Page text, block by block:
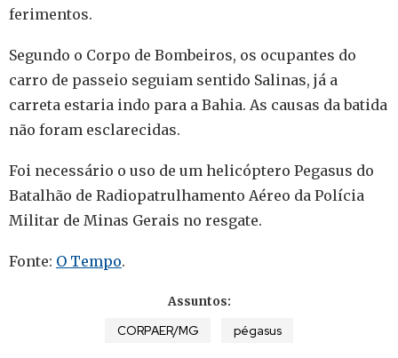
ferimentos.
Segundo o Corpo de Bombeiros, os ocupantes do
carro de passeio seguiam sentido Salinas, já a
carreta estaria indo para a Bahia. As causas da batida
não foram esclarecidas.
Foi necessário o uso de um helicóptero Pegasus do
Batalhão de Radiopatrulhamento Aéreo da Polícia
Militar de Minas Gerais no resgate.
Fonte: O Tempo.
Assuntos:
CORPAER/MG pégasus